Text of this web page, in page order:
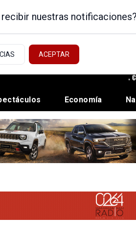
Economía
recibir nuestras notificaciones?
ACEPTAR